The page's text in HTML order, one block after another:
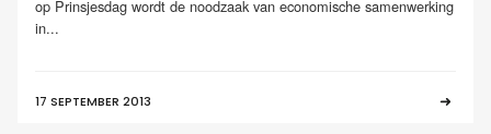
op Prinsjesdag wordt de noodzaak van economische samenwerking
in...
17 SEPTEMBER 2013